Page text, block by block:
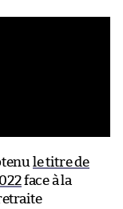
le titre de
face à la